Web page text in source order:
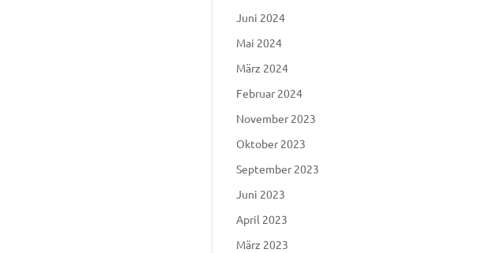
Juni 2024
Mai 2024
März 2024
Februar 2024
November 2023
Oktober 2023
September 2023
Juni 2023
April 2023
März 2023